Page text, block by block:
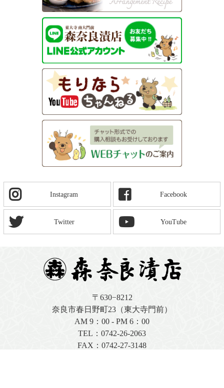
Instagram Facebook
Twitter YouTube
〒630−8212
奈良市春日野町23（東大寺門前）
AM 9：00 - PM 6：00
TEL： 0742-26-2063
FAX：0742-27-3148